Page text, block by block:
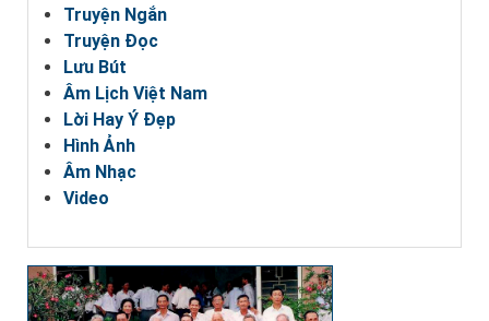
Truyện Ngắn
Truyện Đọc
Lưu Bút
Âm Lịch Việt Nam
Lời Hay Ý Đẹp
Hình Ảnh
Âm Nhạc
Video